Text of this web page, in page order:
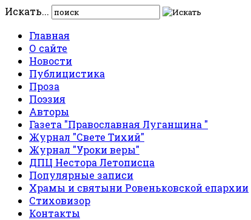
Искать...
Главная
О сайте
Новости
Публицистика
Проза
Поэзия
Авторы
Газета "Православная Луганщина "
Журнал "Свете Тихий"
Журнал "Уроки веры"
ДПЦ Нестора Летописца
Популярные записи
Храмы и святыни Ровеньковской епархии
Стиховизор
Контакты